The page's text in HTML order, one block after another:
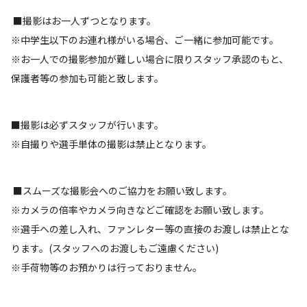
■撮影はお一人ずつとなります。
※中学生以下のお連れ様がいる場合、ご一緒に参加可能です。
※お一人での撮影参加が難しい場合に限りスタッフ承認のもと、
保護者等の参加も可能と致します。
■撮影は必ずスタッフが行います。
※自撮りや選手単体の撮影は禁止となります。
■スムーズな撮影会へのご協力をお願い致します。
※カメラの倍率やカメラ向きなどご確認をお願い致します。
※選手への差し入れ、ファンレター等の直接のお渡しは禁止とな
ります。(スタッフへのお渡しもご遠慮ください)
※手荷物等のお預かりは行っておりません。